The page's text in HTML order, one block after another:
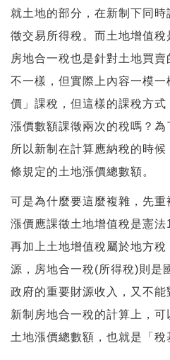
就土地的部分，在新制下同
徵交易所得稅。而土地增值稅
房地合一稅也是針對土地買
不一樣，但實際上內容一模
價」課稅，但這樣的課稅方
漲價數額課徵兩次的稅嗎？為
所以新制在計算應納稅的時
條規定的土地漲價總數額。
可是為什麼要這麼複雜，先
漲價應課徵土地增值稅是憲法
再加上土地增值稅屬於地方
源，房地合一稅(所得稅)則是
政府的重要財源收入，又不
新制房地合一稅的計算上，
土地漲價總數額，也就是「稅